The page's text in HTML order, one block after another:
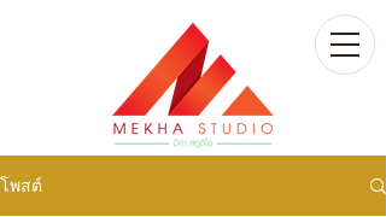
โพสต์